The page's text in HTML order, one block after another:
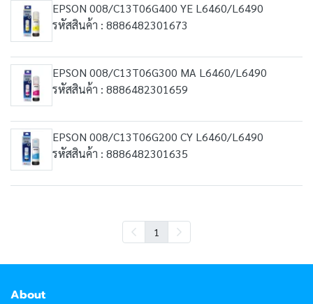
EPSON 008/C13T06G400 YE L6460/L6490
รหัสสินค้า : 8886482301673
EPSON 008/C13T06G300 MA L6460/L6490
รหัสสินค้า : 8886482301659
EPSON 008/C13T06G200 CY L6460/L6490
รหัสสินค้า : 8886482301635
1
About